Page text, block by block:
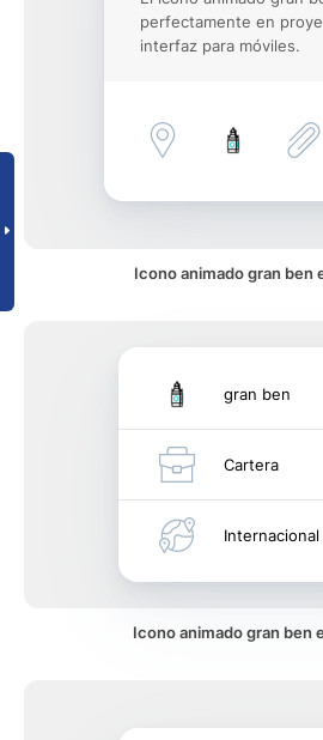
perfectamente en
interfaz para móviles.
Icono animado gran ben
gran ben
Cartera
Internacional
Icono animado gran ben